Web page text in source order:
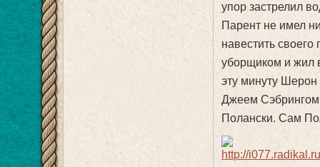
упор застрелил
Парент не имел
навестить
уборщиком и жил
эту минуту Шерон
Джеем
Полански. Сам